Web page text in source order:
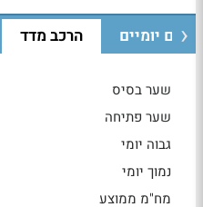
יומיים הרכב מדד
שער בסיס
שער פתיחה
גבוה יומי
נמוך יומי
מח"מ ממוצע